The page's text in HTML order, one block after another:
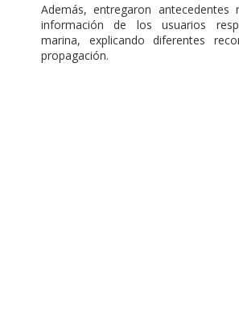
Además, entregaron
información de los usuarios
marina, explicando diferentes
propagación.